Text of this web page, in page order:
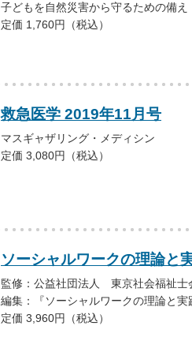
子どもを自然災害から守るための備え
定価 1,760円（税込）
救急医学 2019年11月号
マスギャザリング・メディシン
定価 3,080円（税込）
ソーシャルワークの理論と
監修：公益社団法人 東京社会福祉士
編集：『ソーシャルワークの理論と
定価 3,960円（税込）